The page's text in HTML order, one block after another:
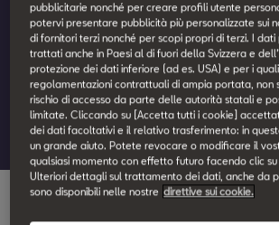
SEAT CONNECT.
Con l'app SEAT CONNECT, puoi controllare
ricarica a distanza. L'app permette una
soluzione di continuità tra il tuo smartphone e
pubblicitarie nonché per creare profili utente
potervi presentare pubblicità più personalizzate sui
di fornitori terzi nonché per scopi propri di terzi. I dati
trattati anche in Paesi al di fuori della Svizzera e
protezione dei dati inferiore (ad es. USA) e per i
regolamentazioni contrattuali di ampia portata, non
rischio di accesso da parte delle autorità statali e
limitate. Cliccando su [Accetta tutti i cookie]
dei dati facoltativi e il relativo trasferimento: in
un grande aiuto. Potete revocare o modificare il
qualsiasi momento con effetto futuro facendo clic
Ulteriori dettagli sul trattamento dei dati, anche da
sono disponibili nelle nostre direttive sui cookie.